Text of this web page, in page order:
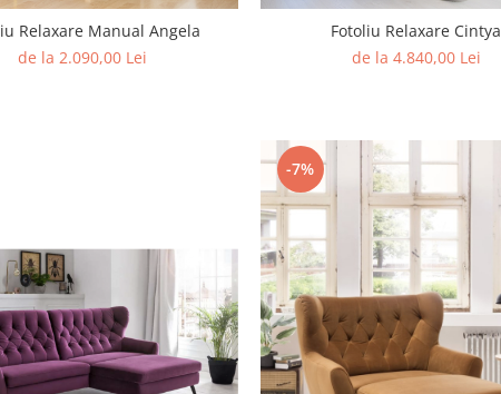
Relaxare Manual Angela
de la 2.090,00 Lei
Fotoliu Relaxare Cintya
de la 4.840,00 Lei
-7%